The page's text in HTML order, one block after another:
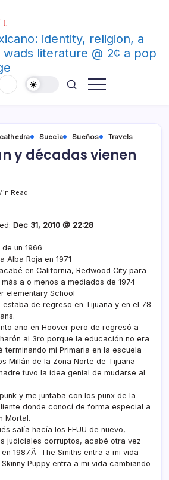
identity, religion, a
literature @ 2¢ a pop
Suecia Sueños Travels
y décadas vienen
Read
Dec 31, 2010 @ 22:28
un 1966
Alba Roja en 1971
en California, Redwood City para
a o menos a mediados de 1974
elementary School
de regreso en Tijuana y en el 78
año en Hoover pero de regresó a
al 3ro porque la educación no era
terminando mi Primaria en la escuela
Millán de la Zona Norte de Tijuana
tuvo la idea genial de mudarse al
y me juntaba con los punx de la
donde conocí­ de forma especial a
Mortal.
salí­a hací­a los EEUU de nuevo,
judiciales corruptos, acabé otra vez
1987.Â The Smiths entra a mi vida
Puppy entra a mi vida cambiando